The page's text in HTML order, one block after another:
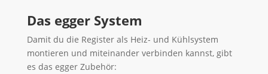
Das egger System
Damit du die Register als Heiz- und Kühlsystem
montieren und miteinander verbinden kannst, gibt
es das egger Zubehör: